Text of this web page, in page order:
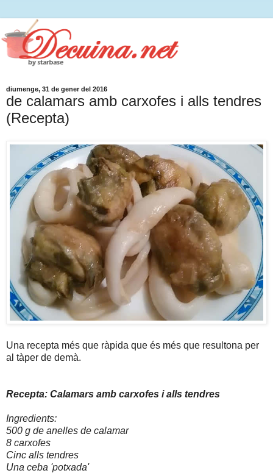
diumenge, 31 de gener del 2016
de calamars amb carxofes i alls tendres
(Recepta)
Una recepta més que ràpida que és més que resultona per
al tàper de demà.
Recepta: Calamars amb carxofes i alls tendres
Ingredients:
500 g de anelles de calamar
8 carxofes
Cinc alls tendres
Una ceba 'potxada'